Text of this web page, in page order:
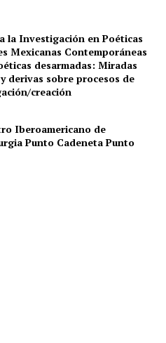
la Investigación en Poéticas
Mexicanas Contemporáneas
desarmadas: Miradas
derivas sobre procesos de
creación
Iberoamericano de
Punto Cadeneta Punto